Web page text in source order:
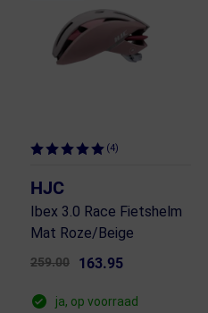
(4)
HJC
Ibex 3.0 Race Fietshelm
Mat Roze/Beige
259.00 163.95
ja, op voorraad